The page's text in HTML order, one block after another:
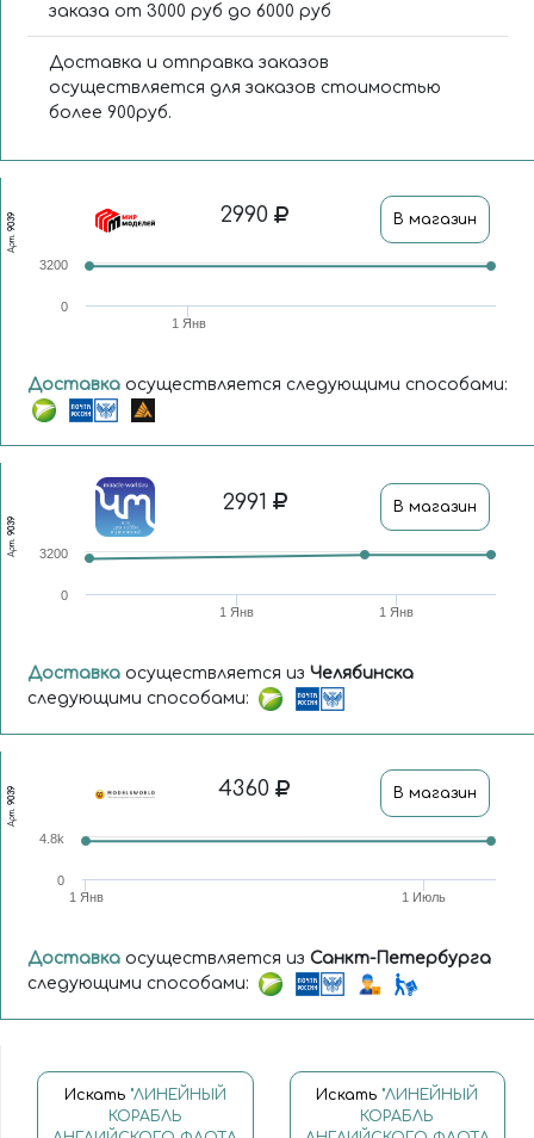
заказа от 3000 руб до 6000 руб
Доставка и отправка заказов
осуществляется для заказов стоимостью
более 900руб.
Арт.
9039 2990 В магазин
1 Янв
0
3200
Доставка осуществляется следующими способами:
Арт.
9039
2991 В магазин
1 Янв 1 Янв
0
3200
Доставка осуществляется из Челябинска
следующими способами:
Арт.
9039 4360 В магазин
1 Янв 1 Июль
0
4.8k
Доставка осуществляется из Санкт-Петербурга
следующими способами:
Искать "ЛИНЕЙНЫЙ
КОРАБЛЬ
Искать "ЛИНЕЙНЫЙ
КОРАБЛЬ